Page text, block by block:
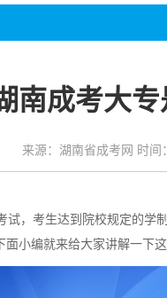
南成考大
来源：湖南省成考网 时间
，考生达到院校规定的学
面小编就来给大家讲解一下